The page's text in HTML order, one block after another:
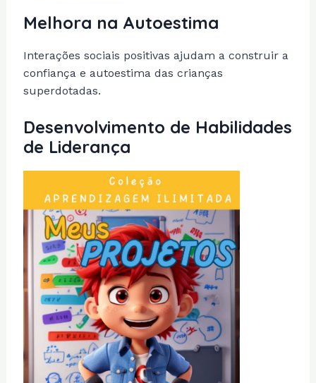
Melhora na Autoestima
Interações sociais positivas ajudam a construir a
confiança e autoestima das crianças
superdotadas.
Desenvolvimento de Habilidades
de Liderança